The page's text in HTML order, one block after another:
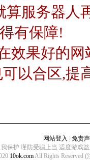
算服务器人
有保障!
效果好的
以合区,提
网站登入
免责
保护 谨防受骗上当 适度游戏
10ok.comAll Rights Reserved